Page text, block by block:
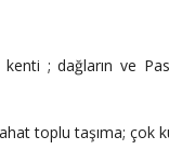
kenti ; dağların ve
toplu taşıma; çok